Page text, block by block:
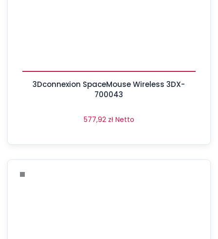
3Dconnexion SpaceMouse Wireless 3DX-
700043
577,92 zł Netto